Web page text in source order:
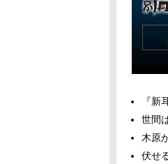
『
世間
木原
伏せ